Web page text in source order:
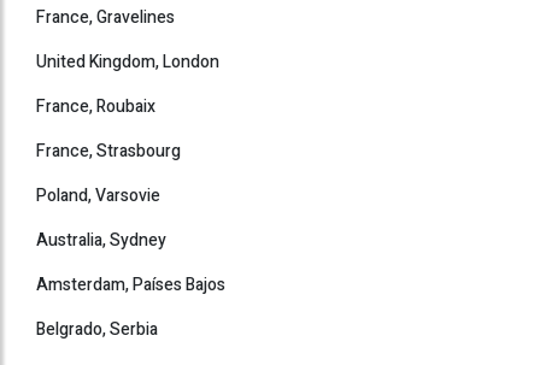
France, Gravelines
United Kingdom, London
France, Roubaix
France, Strasbourg
Poland, Varsovie
Australia, Sydney
Amsterdam, Países Bajos
Belgrado, Serbia